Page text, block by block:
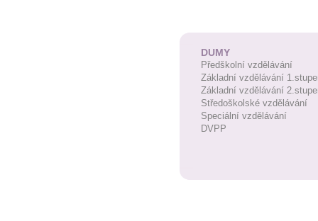
DUMY
Předškolní vzdělávání
Základní vzdělávání
Základní vzdělávání
Středoškolské vzdělávání
Speciální vzdělávání
DVPP